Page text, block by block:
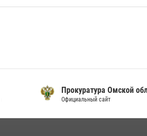
Прокуратура Омской
Официальный сайт